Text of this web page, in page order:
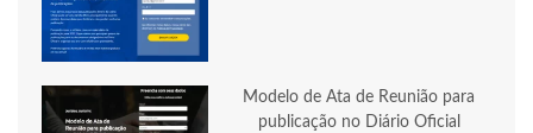
Modelo de Ata de Reunião para
publicação no Diário Oficial